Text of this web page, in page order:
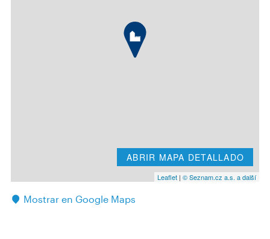
ABRIR MAPA DETALLADO
Leaflet | © Seznam.cz a.s. a další
Mostrar en Google Maps